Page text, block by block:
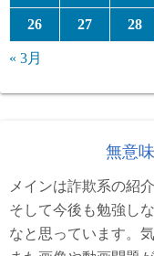
26 27 28
« 3月
無意
メインは詐欺系の紹
そして今後も勉強し
なと思っています。